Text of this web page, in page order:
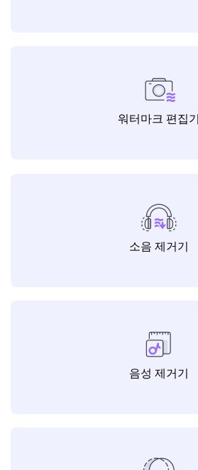
워터마크 편집기
소음 제거기
음성 제거기